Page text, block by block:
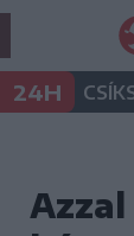
24H